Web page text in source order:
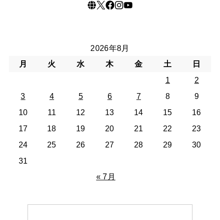
2026年8月
月
火 水 木 金 土
日
1
2
3
4 5 6 7 8
9
10
11 12 13 14 15
16
17
18 19 20 21 22
23
24
25 26 27 28 29
30
31
« 7月